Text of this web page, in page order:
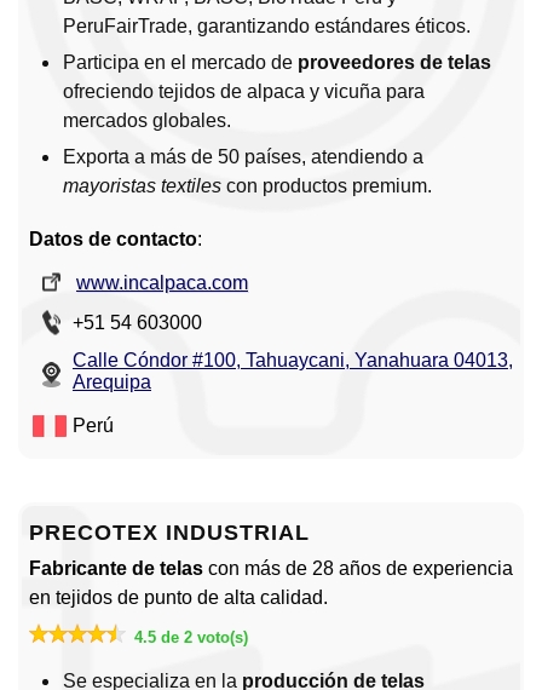
PeruFairTrade, garantizando estándares éticos.
Participa en el mercado de proveedores de telas
ofreciendo tejidos de alpaca y vicuña para
mercados globales.
Exporta a más de 50 países, atendiendo a
mayoristas textiles con productos premium.
Datos de contacto:
www.incalpaca.com
+51 54 603000
Calle Cóndor #100, Tahuaycani, Yanahuara 04013,
Arequipa
Perú
PRECOTEX INDUSTRIAL
Fabricante de telas con más de 28 años de experiencia
en tejidos de punto de alta calidad.
4.5 de 2 voto(s)
Se especializa en la producción de telas